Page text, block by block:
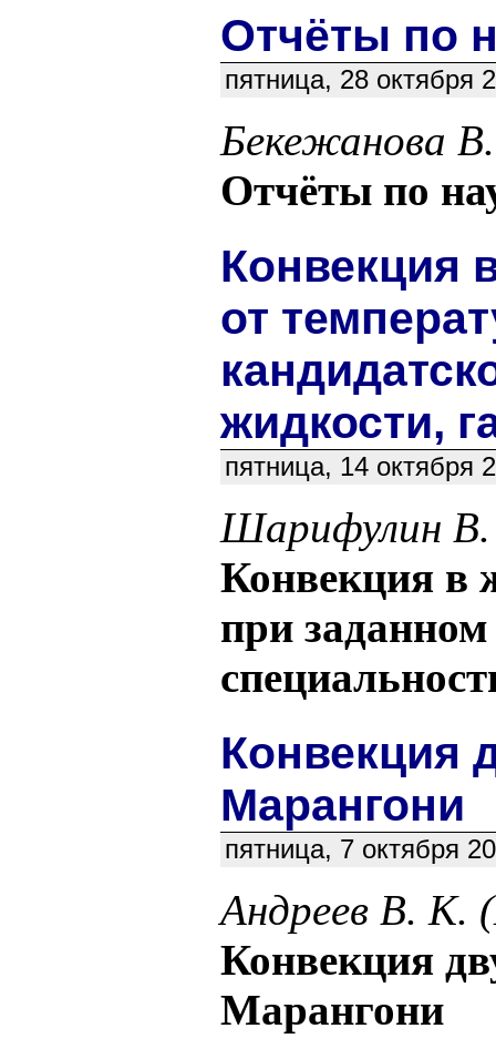
Отчёты по
пятница, 28 октября
Бекежанова
Отчёты по
Конвекция
от
жидкости,
пятница, 14 октября
Шарифулин
Конвекция в
при
Конвекция
Марангони
пятница, 7 октября
Андреев В.
Конвекция
Марангони